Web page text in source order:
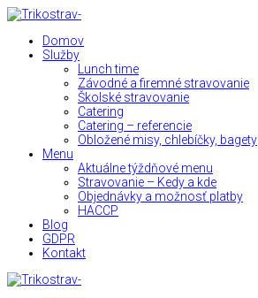
Domov
Služby
Lunch time
Závodné a firemné stravovanie
Školské stravovanie
Catering
Catering – referencie
Obložené misy, chlebíčky, bagety
Menu
Aktuálne týždňové menu
Stravovanie – Kedy a kde
Objednávky a možnosť platby
HACCP
Blog
GDPR
Kontakt